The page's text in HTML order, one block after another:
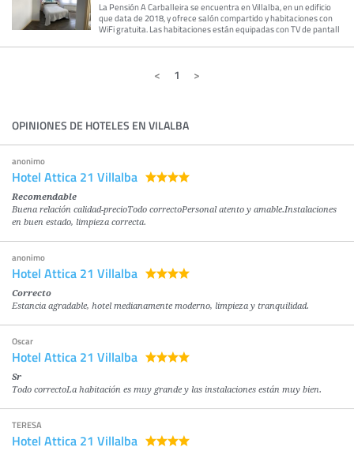
La Pensión A Carballeira se encuentra en Villalba, en un edificio
que data de 2018, y ofrece salón compartido y habitaciones con
WiFi gratuita. Las habitaciones están equipadas con TV de pantall
1
OPINIONES DE HOTELES EN VILALBA
anonimo
Hotel Attica 21 Villalba
Recomendable
Buena relación calidad-precioTodo correctoPersonal atento y amable.Instalaciones
en buen estado, limpieza correcta.
anonimo
Hotel Attica 21 Villalba
Correcto
Estancia agradable, hotel medianamente moderno, limpieza y tranquilidad.
Oscar
Hotel Attica 21 Villalba
Sr
Todo correctoLa habitación es muy grande y las instalaciones están muy bien.
TERESA
Hotel Attica 21 Villalba